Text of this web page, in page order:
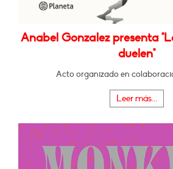
Anabel Gonzalez presenta
duelen"
Acto organizado en
Leer más...